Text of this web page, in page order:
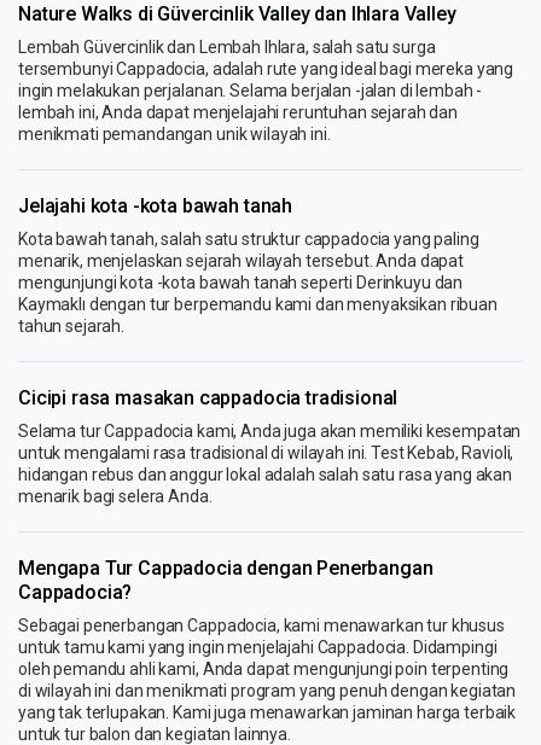
Nature Walks di Güvercinlik Valley dan Ihlara Valley
Lembah Güvercinlik dan Lembah Ihlara, salah satu surga
tersembunyi Cappadocia, adalah rute yang ideal bagi mereka yang
ingin melakukan perjalanan. Selama berjalan -jalan di lembah -
lembah ini, Anda dapat menjelajahi reruntuhan sejarah dan
menikmati pemandangan unik wilayah ini.
Jelajahi kota -kota bawah tanah
Kota bawah tanah, salah satu struktur cappadocia yang paling
menarik, menjelaskan sejarah wilayah tersebut. Anda dapat
mengunjungi kota -kota bawah tanah seperti Derinkuyu dan
Kaymaklı dengan tur berpemandu kami dan menyaksikan ribuan
tahun sejarah.
Cicipi rasa masakan cappadocia tradisional
Selama tur Cappadocia kami, Anda juga akan memiliki kesempatan
untuk mengalami rasa tradisional di wilayah ini. Test Kebab, Ravioli,
hidangan rebus dan anggur lokal adalah salah satu rasa yang akan
menarik bagi selera Anda.
Mengapa Tur Cappadocia dengan Penerbangan
Cappadocia?
Sebagai penerbangan Cappadocia, kami menawarkan tur khusus
untuk tamu kami yang ingin menjelajahi Cappadocia. Didampingi
oleh pemandu ahli kami, Anda dapat mengunjungi poin terpenting
di wilayah ini dan menikmati program yang penuh dengan kegiatan
yang tak terlupakan. Kami juga menawarkan jaminan harga terbaik
untuk tur balon dan kegiatan lainnya.